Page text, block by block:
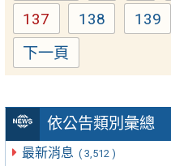
依公告類別彙總
最新消息 ( 3,512 )
Page
137 Page
138 Page
139
下一頁